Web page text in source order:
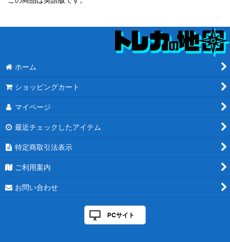
ホーム
ショッピングカート
マイページ
最近チェックしたアイテム
特定商取引法表示
ご利用案内
お問い合わせ
PCサイト